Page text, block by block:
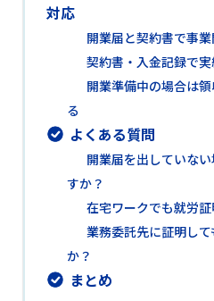
対応
開業届と契約書で事
契約書・入金記録で
開業準備中の場合は
る
よくある質問
開業届を出していな
すか？
在宅ワークでも就労
業務委託先に証明し
か？
まとめ